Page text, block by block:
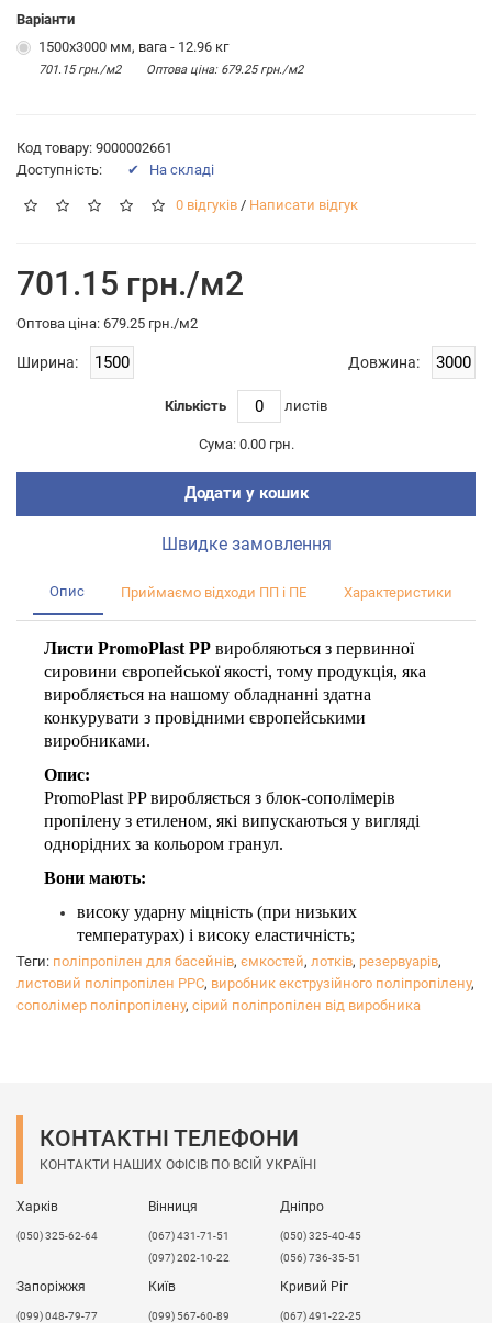
Варіанти
1500х3000 мм, вага - 12.96 кг
701.15 грн./м2 Оптова цiна: 679.25 грн./м2
Код товару: 9000002661
Доступність:
✔ На складі
0 відгуків / Написати відгук
701.15 грн./м2
Оптова цiна: 679.25 грн./м2
Ширина: Довжина:
Кількість листiв
Сума: 0.00 грн.
Додати у кошик
Швидке замовлення
Опис Приймаємо відходи ПП і ПЕ Характеристики
Листи PromoPlast PP виробляються з первинної
сировини європейської якості, тому продукція, яка
виробляється на нашому обладнанні здатна
конкурувати з провідними європейськими
виробниками.
Опис:
PromoPlast PP виробляється з блок-сополімерів
пропілену з етиленом, які випускаються у вигляді
однорідних за кольором гранул.
Вони мають:
високу ударну міцність (при низьких
температурах) і високу еластичність;
підвищену довготривалу термічну стабільність;
стійкість до термоокислювального руйнування
під час виробництва і переробки поліпропілену,
В процесі виробництва дотримується контроль якості і
Теги: поліпропілен для басейнів, ємкостей, лотків, резервуарів,
листовий поліпропілен PPC, виробник екструзійного поліпропілену,
сополімер поліпропілену, сірий поліпропілен від виробника
КОНТАКТНІ ТЕЛЕФОНИ
КОНТАКТИ НАШИХ ОФІСІВ ПО ВСІЙ УКРАЇНІ
Харків
(050) 325-62-64
Вінниця
(067) 431-71-51
(097) 202-10-22
Дніпро
(050) 325-40-45
(056) 736-35-51
Запоріжжя
(099) 048-79-77
Київ
(099) 567-60-89
Кривий Ріг
(067) 491-22-25